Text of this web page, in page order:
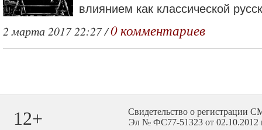
влиянием как классической
2 марта 2017 22:27 /0 комментариев
12+
Свидетельство о регистрации
Эл № ФС77-51323 от 02.10.2012